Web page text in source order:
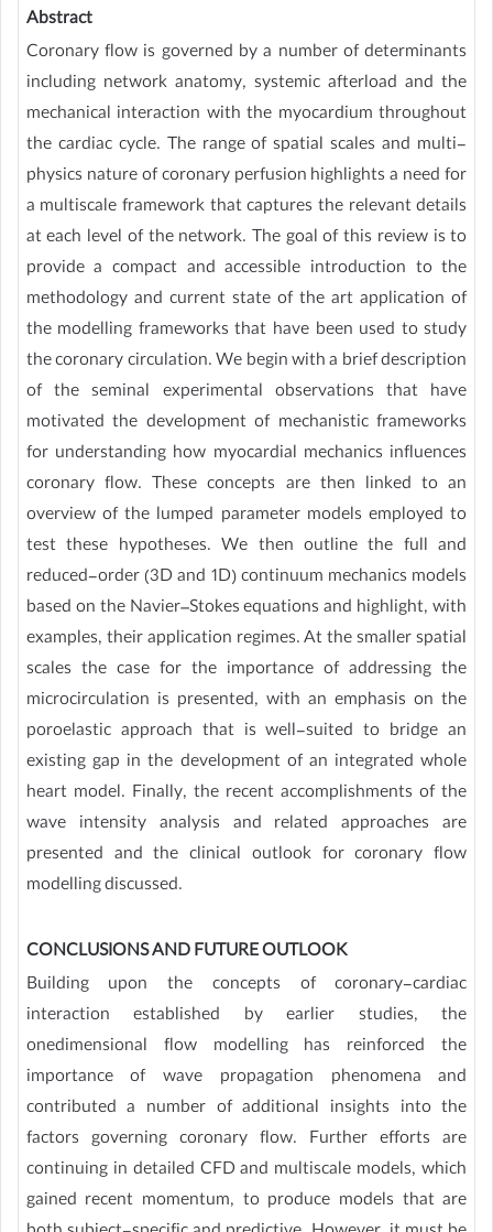
Abstract
Coronary flow is governed by a number of determinants
including network anatomy, systemic afterload and the
mechanical interaction with the myocardium throughout
the cardiac cycle. The range of spatial scales and multi-
physics nature of coronary perfusion highlights a need for
a multiscale framework that captures the relevant details
at each level of the network. The goal of this review is to
provide a compact and accessible introduction to the
methodology and current state of the art application of
the modelling frameworks that have been used to study
the coronary circulation. We begin with a brief description
of the seminal experimental observations that have
motivated the development of mechanistic frameworks
for understanding how myocardial mechanics influences
coronary flow. These concepts are then linked to an
overview of the lumped parameter models employed to
test these hypotheses. We then outline the full and
reduced-order (3D and 1D) continuum mechanics models
based on the Navier–Stokes equations and highlight, with
examples, their application regimes. At the smaller spatial
scales the case for the importance of addressing the
microcirculation is presented, with an emphasis on the
poroelastic approach that is well-suited to bridge an
existing gap in the development of an integrated whole
heart model. Finally, the recent accomplishments of the
wave intensity analysis and related approaches are
presented and the clinical outlook for coronary flow
modelling discussed.
CONCLUSIONS AND FUTURE OUTLOOK
Building upon the concepts of coronary-cardiac
interaction established by earlier studies, the
onedimensional flow modelling has reinforced the
importance of wave propagation phenomena and
contributed a number of additional insights into the
factors governing coronary flow. Further efforts are
continuing in detailed CFD and multiscale models, which
gained recent momentum, to produce models that are